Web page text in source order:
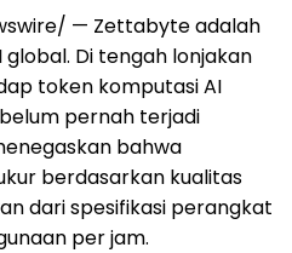
— Zettabyte adalah
Di tengah lonjakan
token komputasi AI
pernah terjadi
bahwa
berdasarkan kualitas
dari spesifikasi perangkat
per jam.